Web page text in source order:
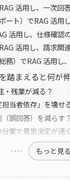
活用し、一次回
ート）でRAG 活用
活用し、仕様確認
活用し、請求関
務）でRAG 活用し
踏まえると何が
・残業が減る？
当者依存」を壊せ
誤回答）を減らす？
業で意思決定が速
もっと見る